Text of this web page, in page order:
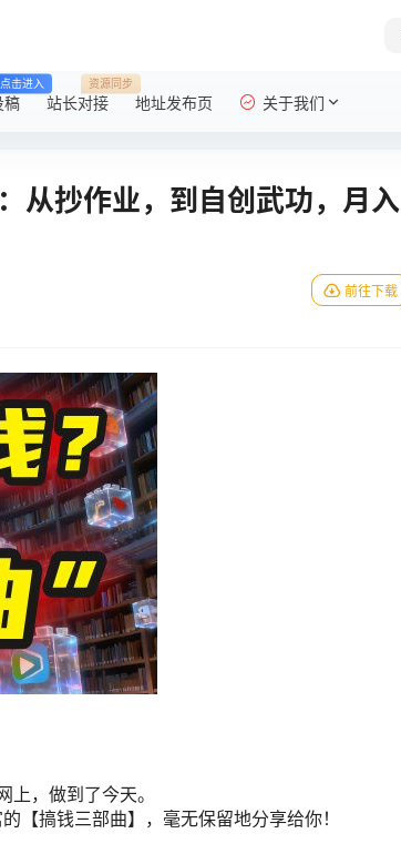
稿
点击进入
站长对接
资源同步
地址发布页 关于我们
从抄作业，到自创武功，月入
前往下载
，做到了今天。
【搞钱三部曲】，毫无保留地分享给你！